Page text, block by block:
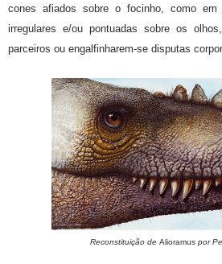
cones afiados sobre o focinho, como em
irregulares e/ou pontuadas sobre os
parceiros ou engalfinharem-se disputas
Reconstituição de Alioramuspor